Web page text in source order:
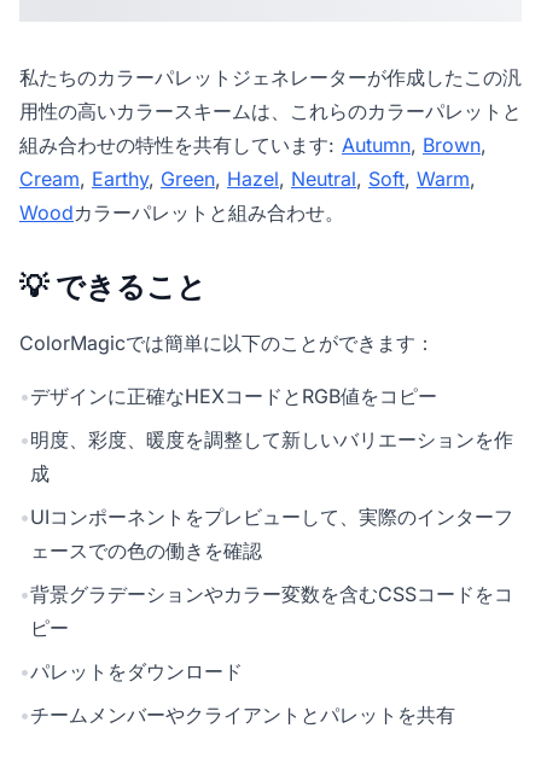
私たちのカラーパレットジェネレーターが作成したこの汎
用性の高いカラースキームは、これらのカラーパレットと
組み合わせの特性を共有しています: Autumn, Brown,
Cream, Earthy, Green, Hazel, Neutral, Soft, Warm,
Woodカラーパレットと組み合わせ。
💡 できること
ColorMagicでは簡単に以下のことができます：
•デザインに正確なHEXコードとRGB値をコピー
•明度、彩度、暖度を調整して新しいバリエーションを作
成
•UIコンポーネントをプレビューして、実際のインターフ
ェースでの色の働きを確認
•背景グラデーションやカラー変数を含むCSSコードをコ
ピー
•パレットをダウンロード
•チームメンバーやクライアントとパレットを共有